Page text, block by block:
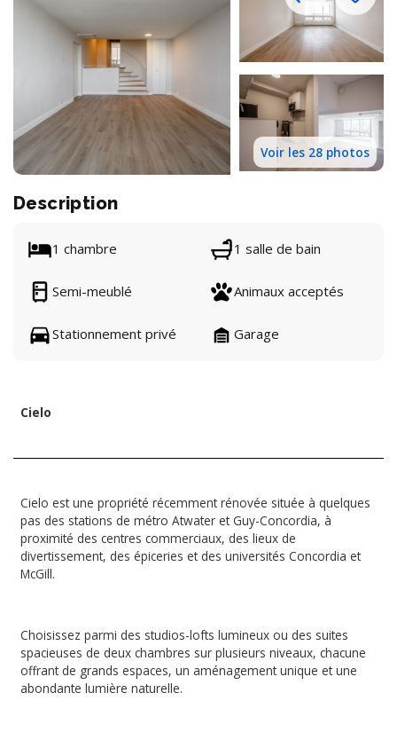
Voir les 28 photos
Description
1 chambre 1 salle de bain
Semi-meublé Animaux acceptés
Stationnement privé Garage
Cielo
Cielo est une propriété récemment rénovée située à quelques
pas des stations de métro Atwater et Guy-Concordia, à
proximité des centres commerciaux, des lieux de
divertissement, des épiceries et des universités Concordia et
McGill.
Choisissez parmi des studios-lofts lumineux ou des suites
spacieuses de deux chambres sur plusieurs niveaux, chacune
offrant de grands espaces, un aménagement unique et une
abondante lumière naturelle.